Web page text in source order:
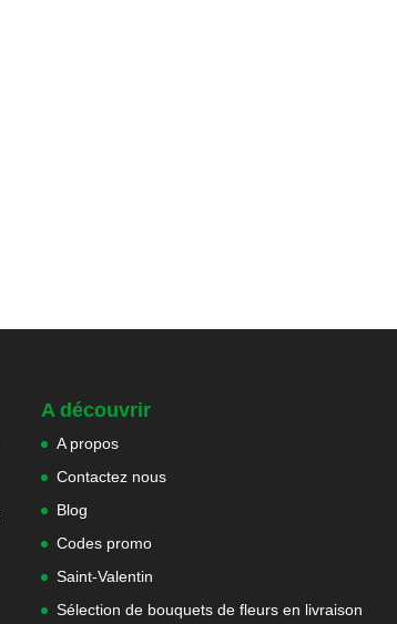
A découvrir
A propos
Contactez nous
Blog
Codes promo
Saint-Valentin
Sélection de bouquets de fleurs en livraison